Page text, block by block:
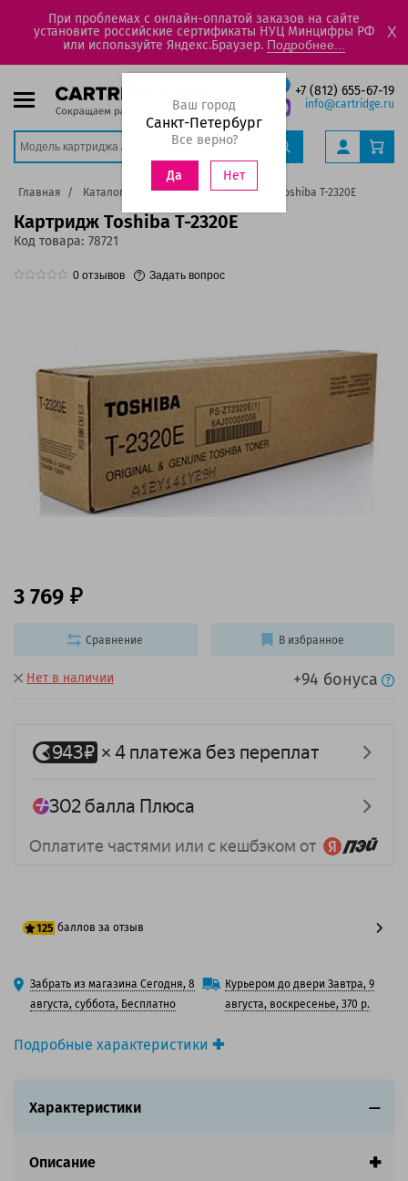
При проблемах с онлайн-оплатой заказов на сайте
установите российские сертификаты НУЦ Минцифры РФ
или используйте Яндекс.Браузер. Подробнее...
X
+7 (812) 655-67-19
info@cartridge.ru
Ваш город
Санкт-Петербург
Все верно?
Да Нет
Главная Каталог Картриджи Картридж Toshiba T-2320E
Картридж Toshiba T-2320E
Код товара: 78721
0 отзывов Задать вопрос
Подробные характеристики
Вид товара:Картридж лазерный
Ресурс:22 000 страниц формата А4 при 5%
Нет в наличии +94 бонуса
3 769
125 баллов за отзыв
100 баллов
125 баллов
Забрать из магазина Сегодня, 8
августа, суббота, Бесплатно
Курьером до двери Завтра, 9
августа, воскресенье, 370 р.
Сравнение В избранное
Характеристики
Описание